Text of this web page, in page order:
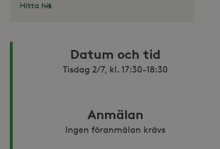
Hitta hit
Datum och tid
Tisdag 2/7, kl. 17:30-18:30
Anmälan
Ingen föranmälan krävs